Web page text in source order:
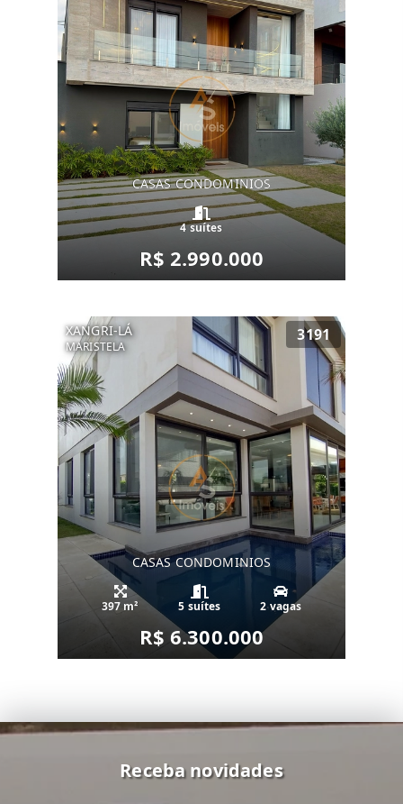
CASAS CONDOMINIOS
4 suítes
R$ 2.990.000
XANGRI-LÁ
MARISTELA
3191
CASAS CONDOMINIOS
397 m² 5 suítes 2 vagas
R$ 6.300.000
Receba novidades